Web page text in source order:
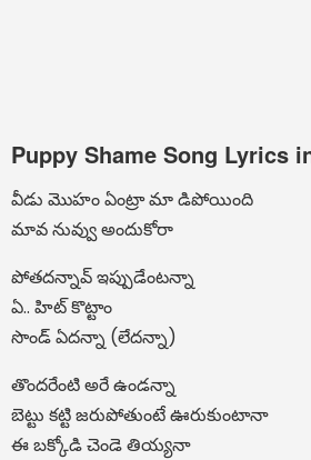
Puppy Shame Song Lyrics
వీడు మొహం ఏంట్రా మా డిపోయింది
మావ నువ్వు అందుకోరా
పోతదన్నావ్ ఇప్పుడేంటన్నా
ఏ.. హిట్ కొట్టాం
సొండ్ ఏదన్నా (లేదన్నా)
తొందరేంటి అరే ఉండన్నా
బెట్టు కట్టి జరుపోతుంటే ఊరుకుంటానా
ఈ బక్కోడి చెండె తియ్యనా